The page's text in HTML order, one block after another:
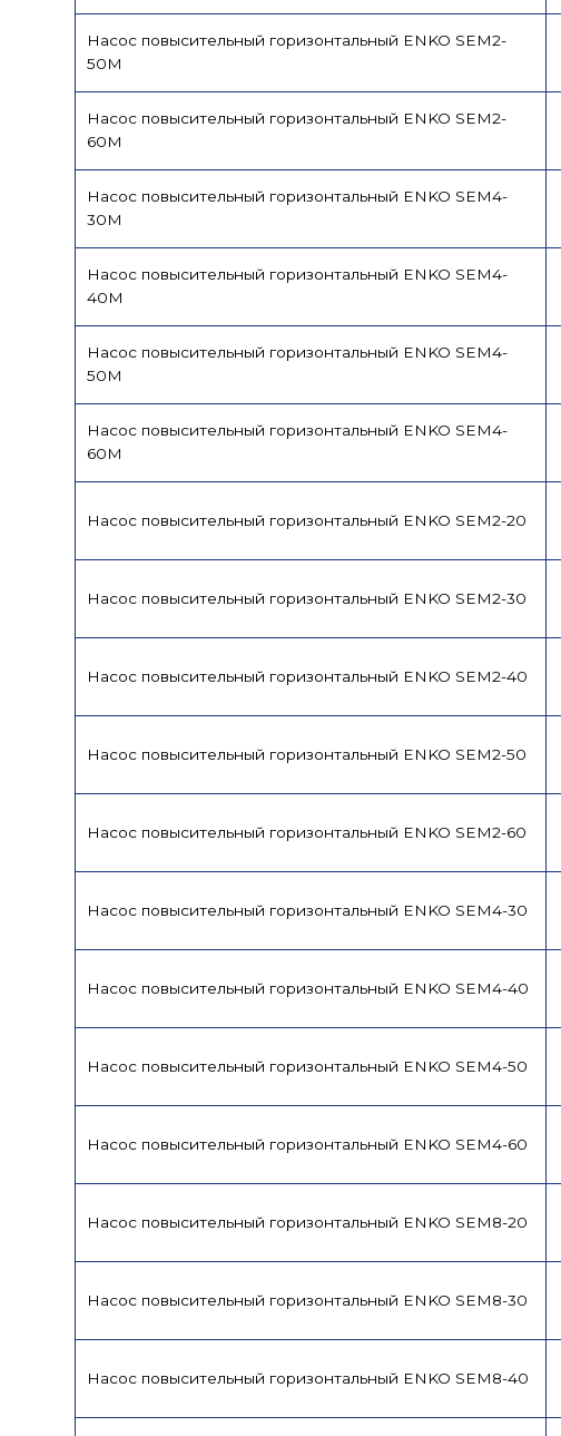
Насос повысительный горизонтальный ENKO SEM2-
50M
Насос повысительный горизонтальный ENKO SEM2-
60M
Насос повысительный горизонтальный ENKO SEM4-
30M
Насос повысительный горизонтальный ENKO SEM4-
40M
Насос повысительный горизонтальный ENKO SEM4-
50M
Насос повысительный горизонтальный ENKO SEM4-
60M
Насос повысительный горизонтальный ENKO SEM2-20
Насос повысительный горизонтальный ENKO SEM2-30
Насос повысительный горизонтальный ENKO SEM2-40
Насос повысительный горизонтальный ENKO SEM2-50
Насос повысительный горизонтальный ENKO SEM2-60
Насос повысительный горизонтальный ENKO SEM4-30
Насос повысительный горизонтальный ENKO SEM4-40
Насос повысительный горизонтальный ENKO SEM4-50
Насос повысительный горизонтальный ENKO SEM4-60
Насос повысительный горизонтальный ENKO SEM8-20
Насос повысительный горизонтальный ENKO SEM8-30
Насос повысительный горизонтальный ENKO SEM8-40